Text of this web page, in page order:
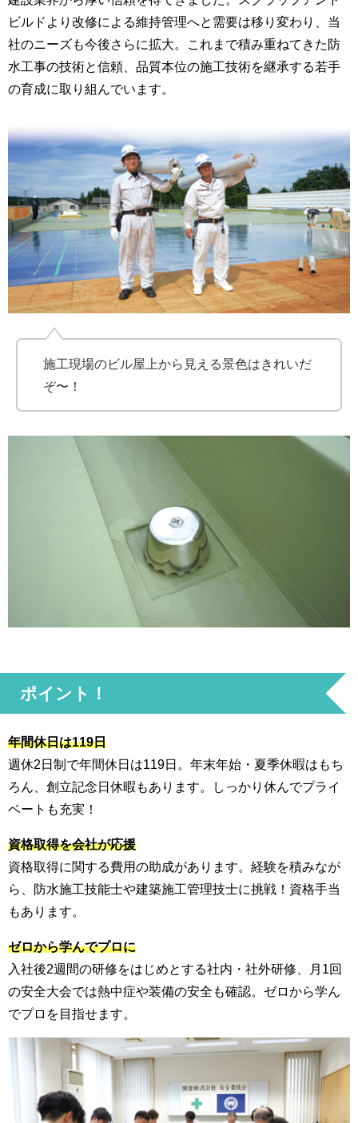
ビルドより改修による維持管理へと需要は移り変わり、当
社のニーズも今後さらに拡大。これまで積み重ねてきた防
水工事の技術と信頼、品質本位の施工技術を継承する若手
の育成に取り組んでいます。
施工現場のビル屋上から見える景色はきれいだ
ぞ〜！
ポイント！
年間休日は119日
週休2日制で年間休日は119日。年末年始・夏季休暇はもち
ろん、創立記念日休暇もあります。しっかり休んでプライ
ベートも充実！
資格取得を会社が応援
資格取得に関する費用の助成があります。経験を積みなが
ら、防水施工技能士や建築施工管理技士に挑戦！資格手当
もあります。
ゼロから学んでプロに
入社後2週間の研修をはじめとする社内・社外研修、月1回
の安全大会では熱中症や装備の安全も確認。ゼロから学ん
でプロを目指せます。